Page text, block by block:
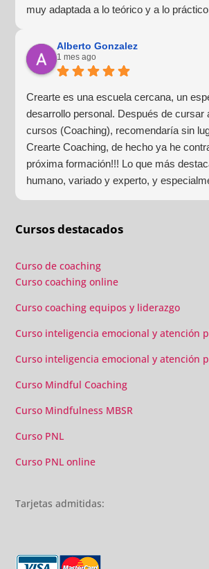
muy adaptada a lo teórico y a lo
¡Para mí fue una excelente experiencia!
Alberto Gonzalez
1 mes ago
Crearte es una escuela cercana, un
desarrollo personal. Después de cursar
cursos (Coaching), recomendaría sin
Crearte Coaching, de hecho ya he
próxima formación!!! Lo que más
humano, variado y experto, y
añadido con multitud de formaciones,
gran liderazgo de Beatriz Ricondo!!!
Cursos destacados
Curso de coaching
Curso coaching online
Curso coaching equipos y liderazgo
Curso inteligencia emocional y atención
Curso inteligencia emocional y atención
Curso Mindful Coaching
Curso Mindfulness MBSR
Curso PNL
Curso PNL online
Tarjetas admitidas: